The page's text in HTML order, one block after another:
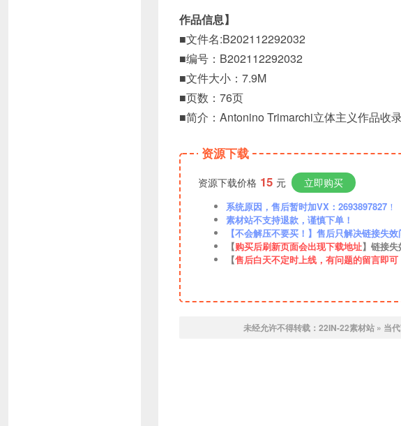
作品信息】
■文件名:B202112292032
■编号：B202112292032
■文件大小：7.9M
■页数：76页
■简介：Antonino Trimarchi立体主义作品收
资源下载
资源下载价格 15 元 立即购买
系统原因，售后暂时加VX：2693897827 ！
素材站不支持退款，谨慎下单！
【不会解压不要买！】售后只解决链接失
【购买后刷新页面会出现下载地址】链接
【售后白天不定时上线，有问题的留言即
未经允许不得转载： 22IN-22素材站 » 当